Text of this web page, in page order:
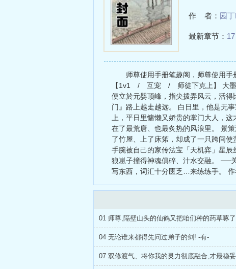
作 者： 园
最新章节：
师尊使用手册笔趣阁，师尊使用
【1v1 / 互宠 / 师徒下克上】 大墨皇
便立於元婴顶峰，指尖拨弄风云，活
门』路上越走越远。 白日里，他是无
上，平日里慵懒又娇贵的掌门大人，
在了最荒唐、也最炙热的风浪里。 景
了竹屋、上了床笫，却成了一只跨间
手腕被自己的家传法宝「天机弈」星
狼崽子撞得神魂俱碎、汁水交融。 ──
写东西，词汇十分匮乏…来练练手。
01 师尊,隔壁山头的仙鹤又把咱们种的药草啄
04 无论谁来都得先问过弟子的剑! -有-